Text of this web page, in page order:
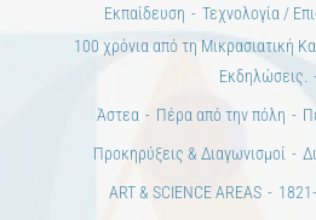
Εκπαίδευση
Τεχνολογία /
100 χρόνια από τη Μικρασιατική
Εκδηλώσεις.
Άστεα
Πέρα από την πόλη
Προκηρύξεις & Διαγωνισμοί
ART & SCIENCE AREAS